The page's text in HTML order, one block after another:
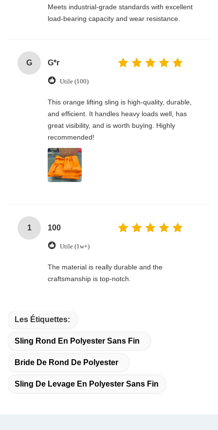
Meets industrial-grade standards with excellent
load-bearing capacity and wear resistance.
G G*r
Utile (100)
This orange lifting sling is high-quality, durable,
and efficient. It handles heavy loads well, has
great visibility, and is worth buying. Highly
recommended!
1 100
Utile (1w+)
The material is really durable and the
craftsmanship is top-notch.
Les Étiquettes:
Sling Rond En Polyester Sans Fin
Bride De Rond De Polyester
Sling De Levage En Polyester Sans Fin